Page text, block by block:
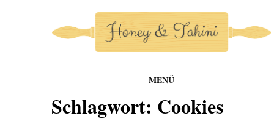
MENÜ
honey-and-tahini
Schlagwort: Cookies